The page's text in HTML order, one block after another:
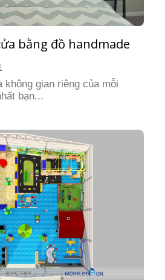
bằng đồ handmade
không gian riêng của mỗi
bạn...